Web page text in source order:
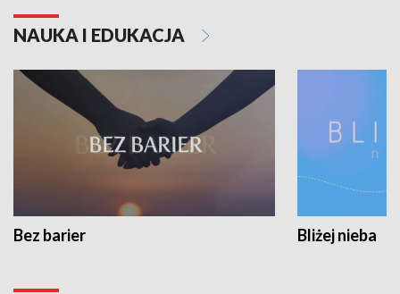
NAUKA I EDUKACJA
Bez barier Bliżej nieba